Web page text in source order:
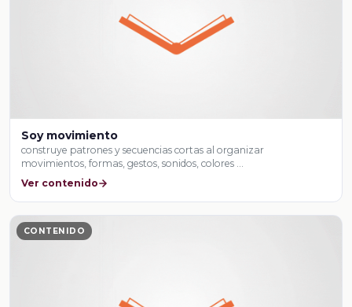
Soy movimiento
construye patrones y secuencias cortas al organizar
movimientos, formas, gestos, sonidos, colores …
Ver contenido
CONTENIDO